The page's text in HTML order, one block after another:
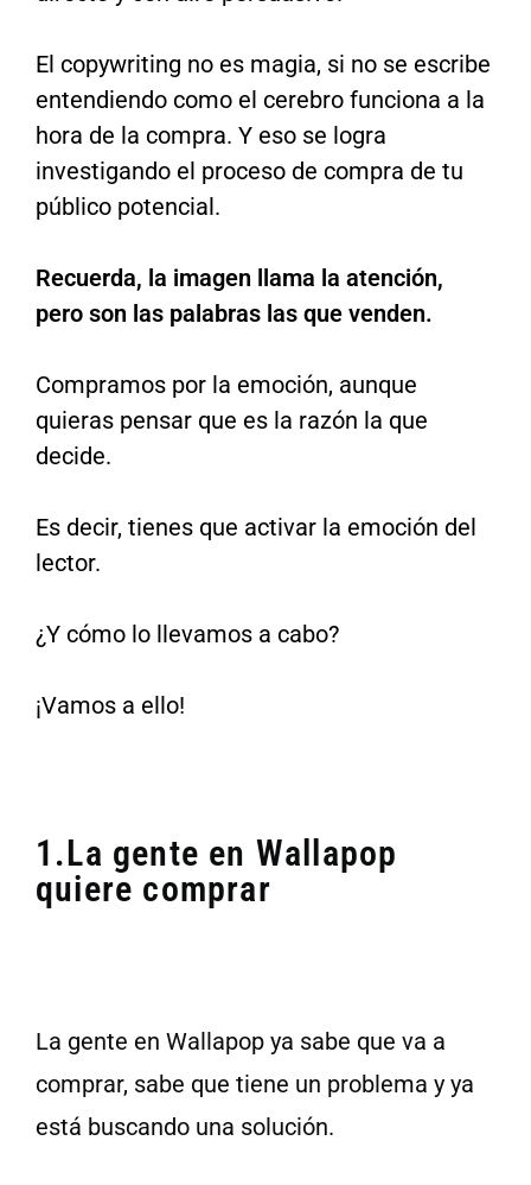
El copywriting no es magia, si no se escribe
entendiendo como el cerebro funciona a la
hora de la compra. Y eso se logra
investigando el proceso de compra de tu
público potencial.
Recuerda, la imagen llama la atención,
pero son las palabras las que venden.
Compramos por la emoción, aunque
quieras pensar que es la razón la que
decide.
Es decir, tienes que activar la emoción del
lector.
¿Y cómo lo llevamos a cabo?
¡Vamos a ello!
1.La gente en Wallapop
quiere comprar
La gente en Wallapop ya sabe que va a
comprar, sabe que tiene un problema y ya
está buscando una solución.